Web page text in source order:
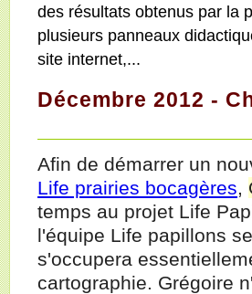
des résultats obtenus par la
plusieurs panneaux
site internet,...
Décembre 2012 -
Afin de démarrer un
Life prairies bocagères,
temps au projet Life
l'équipe Life papillons
s'occupera
cartographie. Grégoire